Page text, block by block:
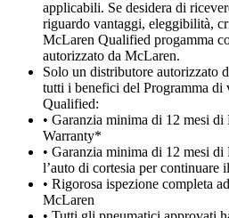
applicabili. Se desidera di
riguardo vantaggi, eleggibilità,
McLaren Qualified progamma
autorizzato da McLaren.
Solo un distributore autorizzato
tutti i benefici del Programma di
Qualified:
• Garanzia minima di 12 mesi
Warranty*
• Garanzia minima di 12 mesi di
l’auto di cortesia per continuare
• Rigorosa ispezione completa
McLaren